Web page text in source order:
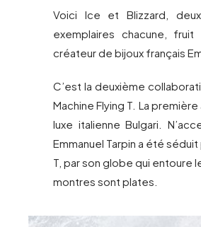
Voici Ice et Blizzard,
exemplaires chacune,
créateur de bijoux français
C’est la deuxième
Machine Flying T. La
luxe italienne Bulgari.
Emmanuel Tarpin a été
T, par son globe qui entoure
montres sont plates.